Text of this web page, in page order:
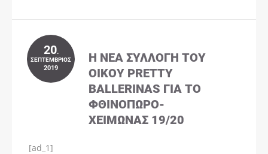
20.
ΣΕΠΤΈΜΒΡΙΟΣ
2019
Η ΝΈΑ ΣΥΛΛΟΓΉ ΤΟΥ
ΟΊΚΟΥ PRETTY
BALLERINAS ΓΙΑ ΤΟ
ΦΘΙΝΌΠΩΡΟ-
ΧΕΙΜΏΝΑΣ 19/20
[ad_1]